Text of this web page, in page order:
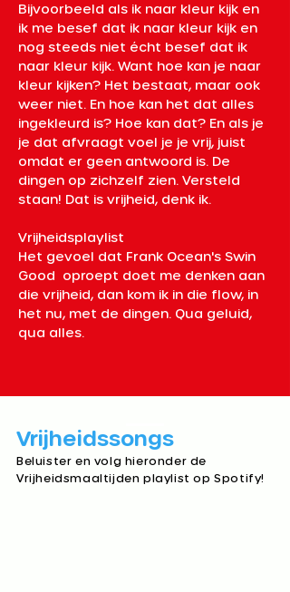
Bijvoorbeeld als ik naar kleur kijk en
ik me besef dat ik naar kleur kijk en
nog steeds niet écht besef dat ik
naar kleur kijk. Want hoe kan je naar
kleur kijken? Het bestaat, maar ook
weer niet. En hoe kan het dat alles
ingekleurd is? Hoe kan dat? En als je
je dat afvraagt voel je je vrij, juist
omdat er geen antwoord is. De
dingen op zichzelf zien. Versteld
staan! Dat is vrijheid, denk ik.
Vrijheidsplaylist
Het gevoel dat Frank Ocean's Swin
Good  oproept doet me denken aan
die vrijheid, dan kom ik in die flow, in
het nu, met de dingen. Qua geluid,
qua alles.
Vrijheidssongs​
Beluister en volg hieronder de
Vrijheidsmaaltijden playlist op Spotify!